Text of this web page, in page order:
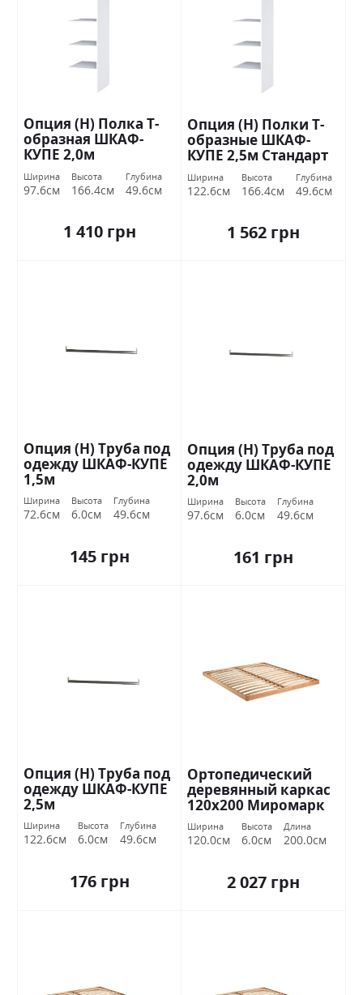
Опция (Н) Полка Т-
образная ШКАФ-
КУПЕ 2,0м
Ширина
97.6см
Высота
166.4см
Глубина
49.6см
1 410 грн
Опция (Н) Полки Т-
образные ШКАФ-
КУПЕ 2,5м Стандарт
Ширина
122.6см
Высота
166.4см
Глубина
49.6см
1 562 грн
Опция (Н) Труба под
одежду ШКАФ-КУПЕ
1,5м
Ширина
72.6см
Высота
6.0см
Глубина
49.6см
145 грн
Опция (Н) Труба под
одежду ШКАФ-КУПЕ
2,0м
Ширина
97.6см
Высота
6.0см
Глубина
49.6см
161 грн
Опция (Н) Труба под
одежду ШКАФ-КУПЕ
2,5м
Ширина
122.6см
Высота
6.0см
Глубина
49.6см
176 грн
Ортопедический
деревянный каркас
120х200 Миромарк
Ширина
120.0см
Высота
6.0см
Длина
200.0см
2 027 грн